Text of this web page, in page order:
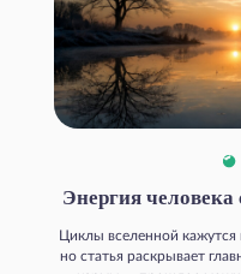
Энергия человека
Циклы вселенной
но статья раскрывает